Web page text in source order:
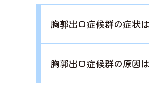
胸郭出口症候群の症状
胸郭出口症候群の原因